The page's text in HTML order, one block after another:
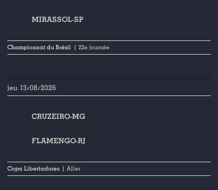
MIRASSOL-SP
Championnat du Brésil | 22e journée
jeu 13/08/2026
CRUZEIRO-MG
FLAMENGO-RJ
Copa Libertadores | Aller